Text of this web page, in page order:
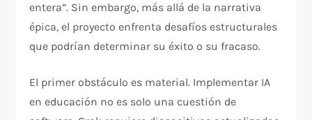
entera”. Sin embargo, más allá de la narrativa
épica, el proyecto enfrenta desafíos estructurales
que podrían determinar su éxito o su fracaso.
El primer obstáculo es material. Implementar IA
en educación no es solo una cuestión de